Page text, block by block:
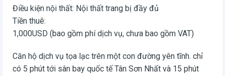
Điều kiện nội thất: Nội thất trang bị đầy đủ
Tiền thuê:
1,000USD (bao gồm phí dịch vụ, chưa bao gồm VAT)
Căn hộ dịch vụ tọa lạc trên một con đường yên tĩnh. chỉ
có 5 phút tới sân bay quốc tế Tân Sơn Nhất và 15 phút